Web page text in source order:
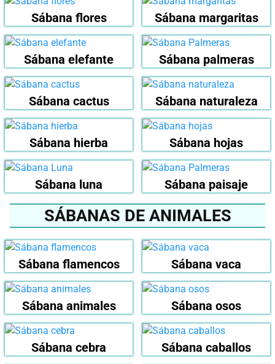
Sábana flores Sábana margaritas
Sábana elefante Sábana palmeras
Sábana cactus Sábana naturaleza
Sábana hierba Sábana hojas
Sábana luna Sábana paisaje
SÁBANAS DE ANIMALES
Sábana flamencos Sábana vaca
Sábana animales Sábana osos
Sábana cebra Sábana caballos